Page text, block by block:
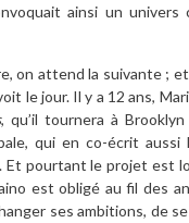
ainsi un univers
on attend la suivante ;
le jour. Il y a 12 ans,
, qu’il tournera à
qui en co-écrit
pourtant le projet est
est obligé au fil des
ses ambitions, de